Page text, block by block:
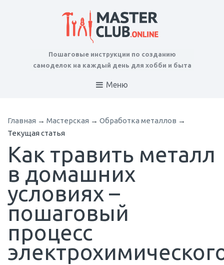
Пошаговые инструкции по созданию
самоделок на каждый день для хобби и быта
Меню
Главная → Мастерская → Обработка металлов →
Текущая статья
Как травить металл
в домашних
условиях –
пошаговый
процесс